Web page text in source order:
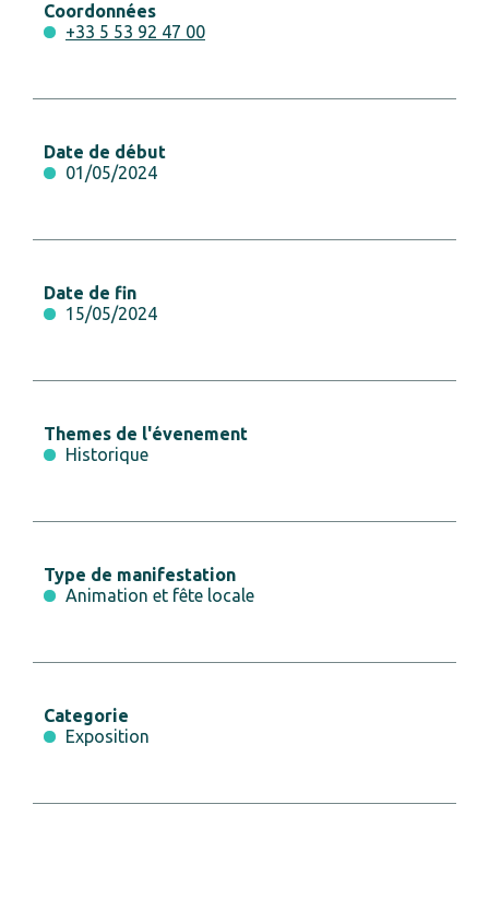
Coordonnées
+33 5 53 92 47 00
Date de début
01/05/2024
Date de fin
15/05/2024
Themes de l'évenement
Historique
Type de manifestation
Animation et fête locale
Categorie
Exposition